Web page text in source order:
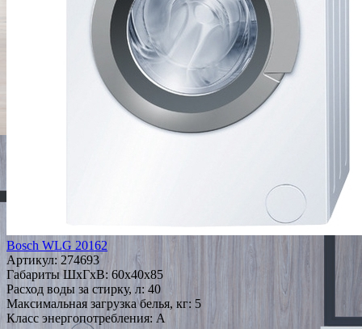
Bosch WLG 20162
Артикул: 274693
Габариты ШxГxВ: 60x40x85
Расход воды за стирку, л: 40
Максимальная загрузка белья, кг: 5
Класс энергопотребления: A